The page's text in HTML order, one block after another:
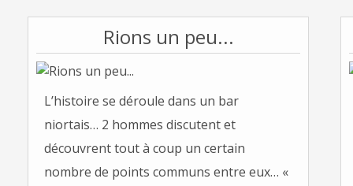
Rions un peu...
L’histoire se déroule dans un bar
niortais… 2 hommes discutent et
découvrent tout à coup un certain
nombre de points communs entre eux… «